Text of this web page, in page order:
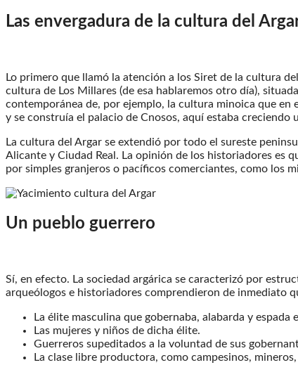
Las envergadura de la cultura del
Lo primero que llamó la atención a los Siret de la cultura
cultura de Los Millares (de esa hablaremos otro día),
contemporánea de, por ejemplo, la cultura minoica que
y se construía el palacio de Cnosos, aquí estaba
La cultura del Argar se extendió por todo el sureste
Alicante y Ciudad Real. La opinión de los historiadores es
por simples granjeros o pacíficos comerciantes, como los
Un pueblo guerrero
Sí, en efecto. La sociedad argárica se caracterizó por
arqueólogos e historiadores comprendieron de inmediato
La élite masculina que gobernaba, alabarda y espada
Las mujeres y niños de dicha élite.
Guerreros supeditados a la voluntad de sus
La clase libre productora, como campesinos,